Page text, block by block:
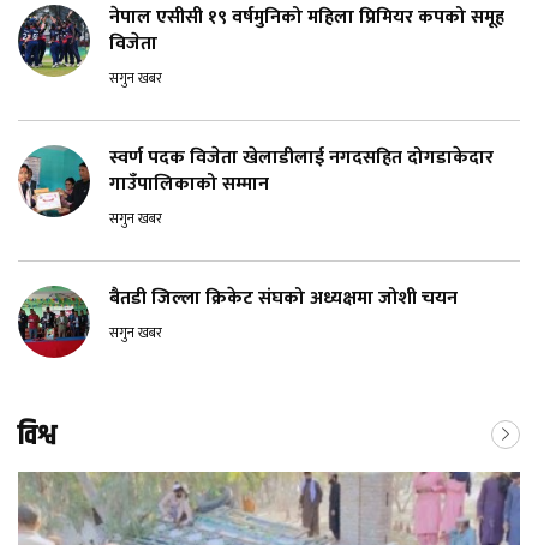
नेपाल एसीसी १९ वर्षमुनिको महिला प्रिमियर कपको समूह
विजेता
सगुन खबर
स्वर्ण पदक विजेता खेलाडीलाई नगदसहित दोगडाकेदार
गाउँपालिकाको सम्मान
सगुन खबर
बैतडी जिल्ला क्रिकेट संघको अध्यक्षमा जोशी चयन
सगुन खबर
विश्व